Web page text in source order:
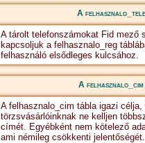
A
A tárolt telefonszámokat Fid mező
kapcsoljuk a felhasznalo_reg
felhasználó elsődleges kulcsához.
A
A felhasznalo_cim tábla igazi célja,
törzsvásárlóinknak ne kelljen
címét. Egyébként nem kötelező
ami némileg csökkenti jelentőségét.